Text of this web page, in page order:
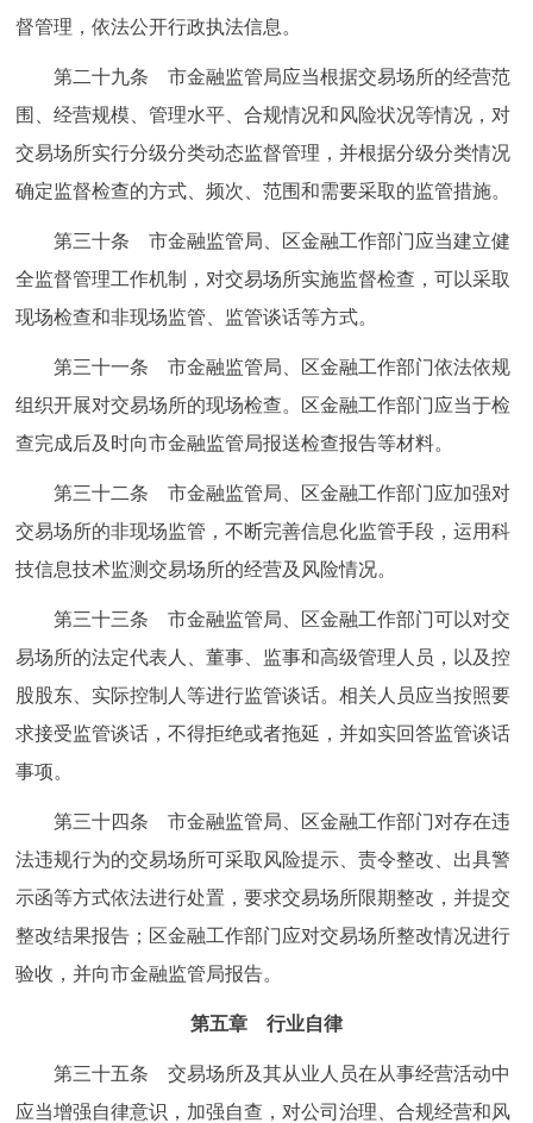
督管理，依法公开行政执法信息。
第二十九条 市金融监管局应当根据交易场所的经营范
围、经营规模、管理水平、合规情况和风险状况等情况，对
交易场所实行分级分类动态监督管理，并根据分级分类情况
确定监督检查的方式、频次、范围和需要采取的监管措施。
第三十条 市金融监管局、区金融工作部门应当建立健
全监督管理工作机制，对交易场所实施监督检查，可以采取
现场检查和非现场监管、监管谈话等方式。
第三十一条 市金融监管局、区金融工作部门依法依规
组织开展对交易场所的现场检查。区金融工作部门应当于检
查完成后及时向市金融监管局报送检查报告等材料。
第三十二条 市金融监管局、区金融工作部门应加强对
交易场所的非现场监管，不断完善信息化监管手段，运用科
技信息技术监测交易场所的经营及风险情况。
第三十三条 市金融监管局、区金融工作部门可以对交
易场所的法定代表人、董事、监事和高级管理人员，以及控
股股东、实际控制人等进行监管谈话。相关人员应当按照要
求接受监管谈话，不得拒绝或者拖延，并如实回答监管谈话
事项。
第三十四条 市金融监管局、区金融工作部门对存在违
法违规行为的交易场所可采取风险提示、责令整改、出具警
示函等方式依法进行处置，要求交易场所限期整改，并提交
整改结果报告；区金融工作部门应对交易场所整改情况进行
验收，并向市金融监管局报告。
第五章 行业自律
第三十五条 交易场所及其从业人员在从事经营活动中
应当增强自律意识，加强自查，对公司治理、合规经营和风